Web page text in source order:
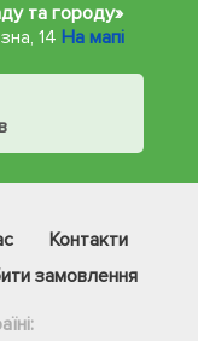
та городу»
14 На мапі
Контакти
замовлення